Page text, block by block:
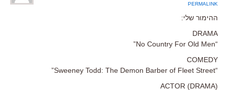
PERMALINK
ההימור שלי:
DRAMA
“No Country For Old Men”
COMEDY
“Sweeney Todd: The Demon Barber of Fleet Street”
ACTOR (DRAMA)